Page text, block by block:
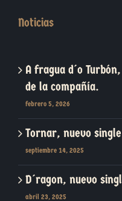
Noticias
A fragua d´o
de la compañía.
febrero 5, 2026
Tornar, nuevo
septiembre 14, 2025
D´ragon, nuevo
abril 23, 2025